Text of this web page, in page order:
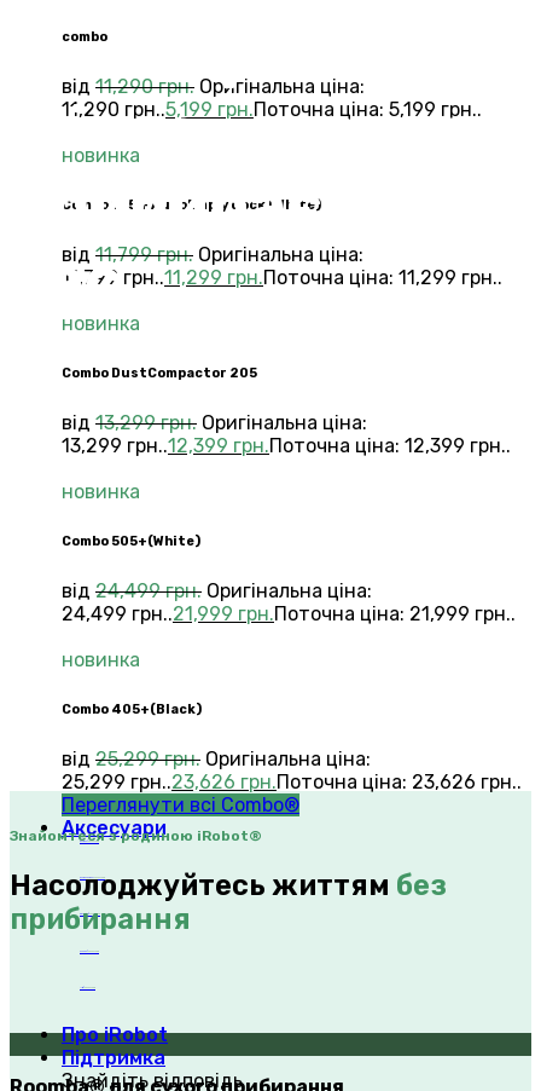
combo
від 11,290грн. Оригінальна ціна:
11,290 грн..5,199 грн.Поточна ціна: 5,199 грн..
новинка
Combo 105 + AutoEmply dock (White)
від 11,799грн. Оригінальна ціна:
11,799 грн..11,299 грн.Поточна ціна: 11,299 грн..
новинка
Combo DustCompactor 205
від 13,299грн. Оригінальна ціна:
13,299 грн..12,399 грн.Поточна ціна: 12,399 грн..
новинка
Сombo 505+(White)
від 24,499грн. Оригінальна ціна:
24,499 грн..21,999 грн.Поточна ціна: 21,999 грн..
новинка
Сombo 405+(Black)
від 25,299грн. Оригінальна ціна:
25,299 грн..23,626 грн.Поточна ціна: 23,626 грн..
Переглянути всі Combo®
Аксесуари
Про iRobot
Підтримка
Знайдіть відповідь
Нова ера iRobot
— інтелект, що
прибирає за
вас.
Знайомтеся з родиною iRobot®
Насолоджуйтесь життям без
прибирання